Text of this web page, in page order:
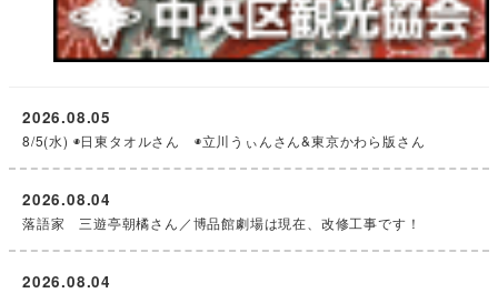
8/5(水) ◉日東タオルさん ◉立川うぃんさん&東京かわら版さん
2026.08.05
落語家 三遊亭朝橘さん／博品館劇場は現在、改修工事です！
2026.08.04
2026.08.04